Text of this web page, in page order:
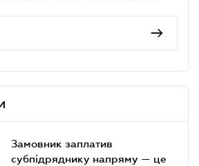
Замовник заплатив
субпідряднику напряму — це